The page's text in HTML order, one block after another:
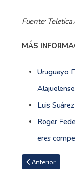
Fuente:
MÁS
Uruguayo
Alajuelense
Luis
Roger
eres
Artículo
Anterior